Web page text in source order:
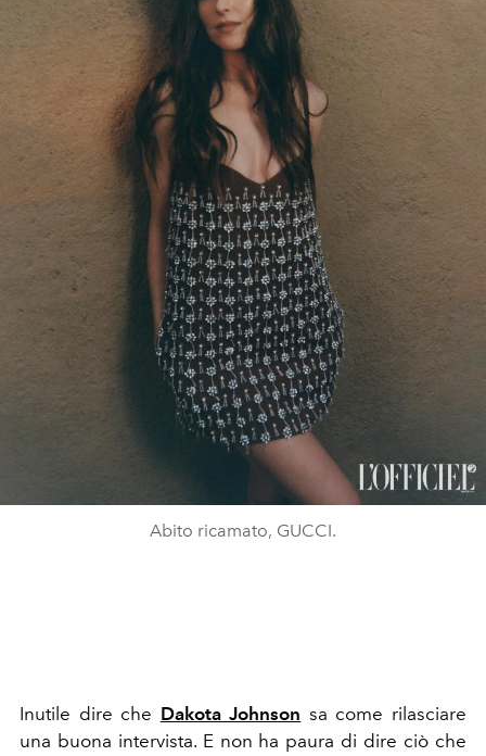
Abito ricamato, GUCCI.
Inutile dire che Dakota Johnson sa come rilasciare
una buona intervista. E non ha paura di dire ciò che